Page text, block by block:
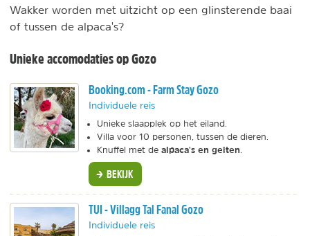
Wakker worden met uitzicht op een glinsterende baai
of tussen de alpaca's?
Unieke accomodaties op Gozo
Booking.com - Farm Stay Gozo
Individuele reis
Unieke slaapplek op het eiland.
Villa voor 10 personen, tussen de dieren.
Knuffel met de alpaca's en geiten
BEKIJK
TUI - Villagg Tal Fanal Gozo
Individuele reis